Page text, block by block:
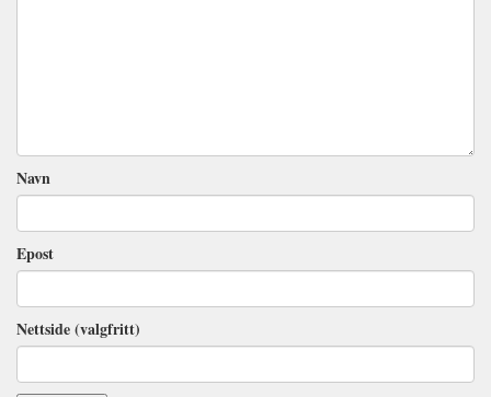
Navn
Epost
Nettside (valgfritt)